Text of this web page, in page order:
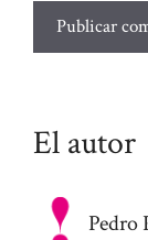
El autor
Pedro